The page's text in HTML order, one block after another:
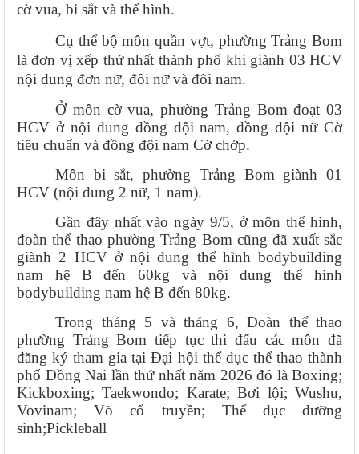
cờ vua, bi sắt và thể hình.
Cụ thể bộ môn quần vợt, phường Trảng Bom
là đơn vị xếp thứ nhất thành phố khi giành 03 HCV
nội dung đơn nữ, đôi nữ và đôi nam.
Ở môn cờ vua, phường Trảng Bom đoạt 03
HCV ở nội dung đồng đội nam, đồng đội nữ Cờ
tiêu chuẩn và đồng đội nam Cờ chớp.
Môn bi sắt, phường Trảng Bom giành 01
HCV (nội dung 2 nữ, 1 nam).
Gần đây nhất vào ngày 9/5, ở môn thể hình,
đoàn thể thao phường Trảng Bom cũng đã xuất sắc
giành 2 HCV ở nội dung thể hình bodybuilding
nam hệ B đến 60kg và nội dung thể hình
bodybuilding nam hệ B đến 80kg.
Trong tháng 5 và tháng 6, Đoàn thể thao
phường Trảng Bom tiếp tục thi đấu các môn đã
đăng ký tham gia tại Đại hội thể dục thể thao thành
phố Đồng Nai lần thứ nhất năm 2026 đó là Boxing;
Kickboxing; Taekwondo; Karate; Bơi lội; Wushu,
Vovinam; Võ cổ truyền; Thể dục dưỡng
sinh;Pickleball